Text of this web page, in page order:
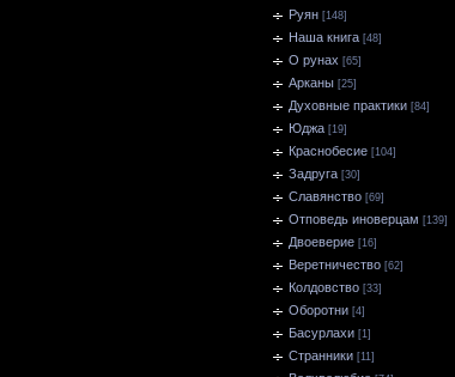
Руян [148]
Наша книга [48]
О рунах [65]
Арканы [25]
Духовные практики [84]
Юджа [19]
Краснобесие [104]
Задруга [30]
Славянство [69]
Отповедь иноверцам [139]
Двоеверие [16]
Веретничество [62]
Колдовство [33]
Оборотни [4]
Басурлахи [1]
Странники [11]